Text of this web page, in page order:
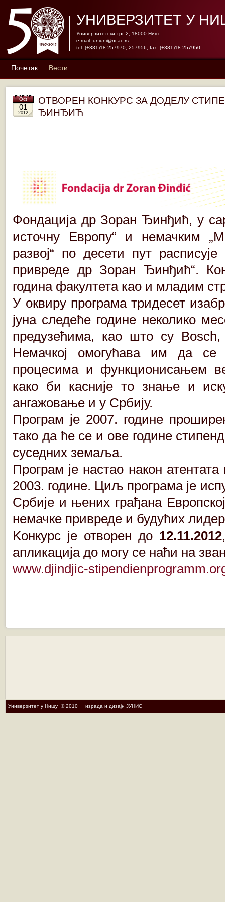
УНИВЕРЗИТЕТ У
Универзитетски трг 2, 18000 Ниш
e-mail: uniuni@ni.ac.rs
tel: (+381)18 257970; 257956; fax: (+381)18 257950;
Почетак Вести
Oct
01
2012
ОТВОРЕН КОНКУРС ЗА ДОДЕЛУ
ЂИНЂИЋ
Фондација др Зоран Ђинђић, у
источну Европу“ и немачким
развој“ по десети пут
привреде др Зоран Ђинђић“.
година факултета као и младим
У оквиру програма тридесет
јуна следеће године неколико
предузећима, као што су
Немачкој омогућава им да се
процесима и функционисањем
како би касније то знање и
ангажовање и у Србију.
Програм је 2007. године
тако да ће се и ове године
суседних земаља.
Програм је настао након
2003. године. Циљ програма је
Србије и њених грађана
немачке привреде и будућих
Koнкурс је отворен до 12.11.2012
апликација до могу се наћи на
www.djindjic-
Универзитет у Нишу © 2010 израда и дизајн ЈУНИС